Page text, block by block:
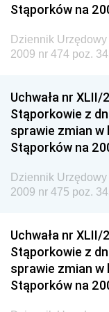
Gospodarki
Dziennik
Chemicznego i
Dziennik
Dziennik
Dziennik
Dziennik
Dziennik
Stąporków na
Dziennik
2009 nr 474 poz.
Uchwała nr
Stąporkowie z
sprawie zmian w
Stąporków na
Dziennik
2009 nr 475 poz.
Uchwała nr
Stąporkowie z
sprawie zmian w
Stąporków na